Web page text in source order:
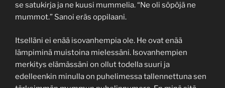
se satukirja ja ne kuusi mummelia. “Ne oli söpöjä ne
mummot.” Sanoi eräs oppilaani.
Itselläni ei enää isovanhempia ole. He ovat enää
lämpiminä muistoina mielessäni. Isovanhempien
merkitys elämässäni on ollut todella suuri ja
edelleenkin minulla on puhelimessa tallennettuna sen